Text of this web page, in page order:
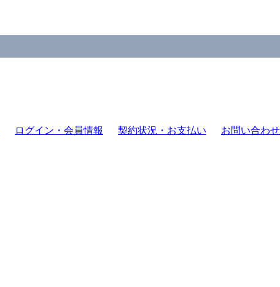
ログイン・会員情報 契約状況・お支払い お問い合わせ